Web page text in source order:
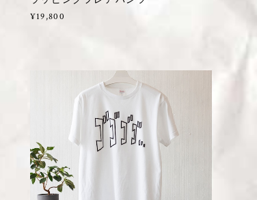
¥19,800